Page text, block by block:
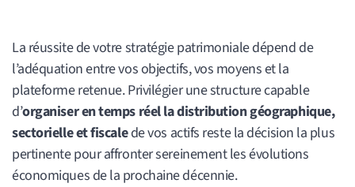
La réussite de votre stratégie patrimoniale dépend de
l’adéquation entre vos objectifs, vos moyens et la
plateforme retenue. Privilégier une structure capable
d’organiser en temps réel la distribution géographique,
sectorielle et fiscalede vos actifs reste la décision la plus
pertinente pour affronter sereinement les évolutions
économiques de la prochaine décennie.